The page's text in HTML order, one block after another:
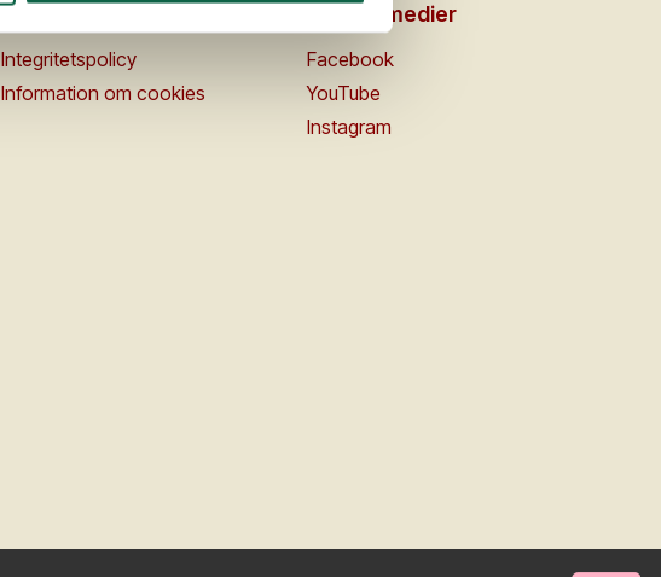
Webbplatsen
Integritetspolicy
Information om cookies
Sociala medier
Facebook
YouTube
Instagram